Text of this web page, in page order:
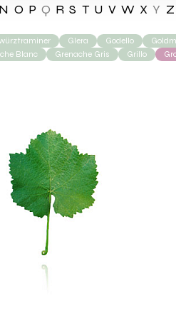
N O P Q R S T U V W X Y Z
Glera Godello
Blanc Grenache Gris Grillo